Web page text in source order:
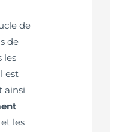
de
de
les
est
ainsi
les